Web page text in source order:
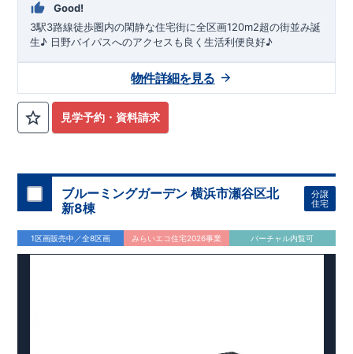
Good!
3駅3路線徒歩圏内の閑静な住宅街に全区画120m2超の街並み誕
生♪ 日野バイパスへのアクセスも良く生活利便良好♪
見学予約・資料請求
物件詳細を見る
ブルーミングガーデン 横浜市瀬谷区北
新8棟
分譲
住宅
1区画販売中／全8区画 みらいエコ住宅2026事業 バーチャル内覧可